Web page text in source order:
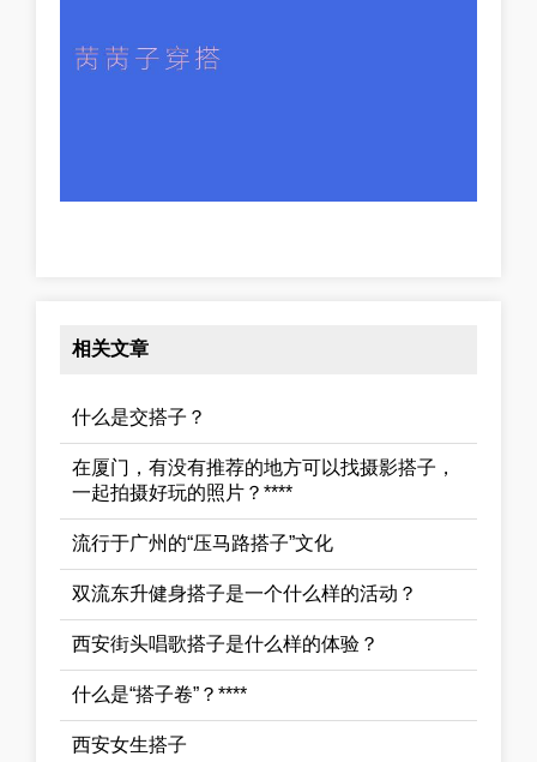
相关文章
什么是交搭子？
在厦门，有没有推荐的地方可以找摄影搭子，
一起拍摄好玩的照片？****
流行于广州的“压马路搭子”文化
双流东升健身搭子是一个什么样的活动？
西安街头唱歌搭子是什么样的体验？
什么是“搭子卷”？****
西安女生搭子